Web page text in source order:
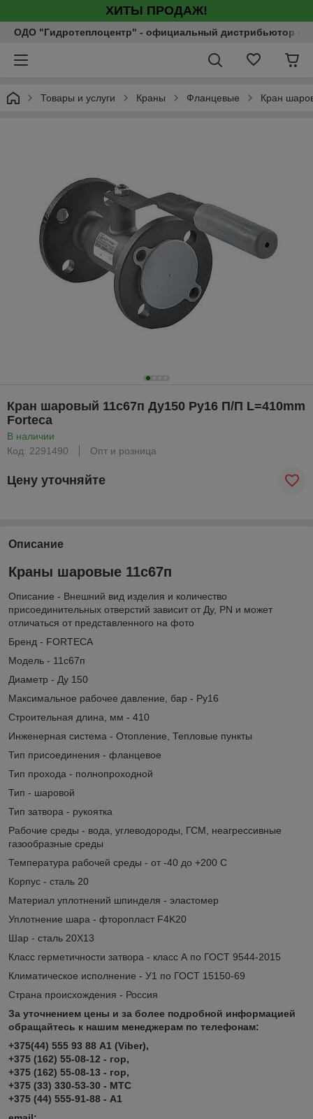
ХИТЫ ПРОДАЖ!
ОДО "Гидротеплоцентр" - официальный дистрибьютор
Товары и услуги Краны Фланцевые Кран
Кран шаровый 11с67п Ду150 Ру16 П/П L=410mm
Forteca
В наличии
Код: 2291490
Опт и розница
Цену уточняйте
Описание
Краны шаровые 11с67п
Описание - Внешний вид изделия и количество
присоединительных отверстий зависит от Ду, PN и может
отличаться от представленного на фото
Бренд - FORTECA
Модель - 11с67п
Диаметр - Ду 150
Максимальное рабочее давление, бар - Ру16
Строительная длина, мм - 410
Инженерная система - Отопление, Тепловые пункты
Тип присоединения - фланцевое
Тип прохода - полнопроходной
Тип - шаровой
Тип затвора - рукоятка
Рабочие среды - вода, углеводороды, ГСМ, неагрессивные
газообразные среды
Температура рабочей среды - от -40 до +200 C
Корпус - сталь 20
Материал уплотнений шпинделя - эластомер
Уплотнение шара - фторопласт F4K20
Шар - сталь 20Х13
Класс герметичности затвора - класс А по ГОСТ 9544-2015
Климатическое исполнение - У1 по ГОСТ 15150-69
Страна происхождения - Россия
За уточнением цены и за более подробной информацией
обращайтесь к нашим менеджерам по телефонам:
+375(44) 555 93 88 А1 (Viber),
+375 (162) 55-08-12 - гор,
+375 (162) 55-08-13 - гор,
+375 (33) 330-53-30 - МТС
+375 (44) 555-91-88 - А1